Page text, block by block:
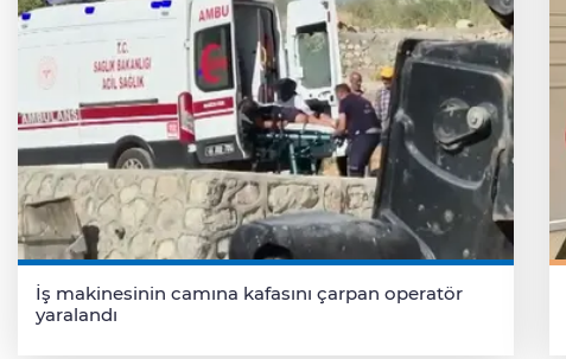
İş makinesinin camına kafasını çarpan operatör
yaralandı